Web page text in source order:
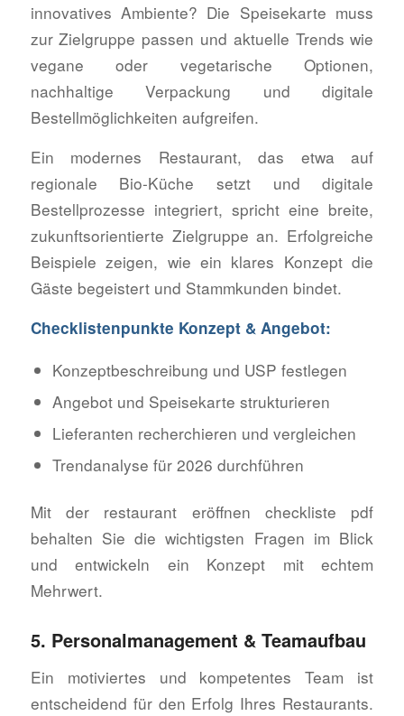
innovatives Ambiente? Die Speisekarte muss
zur Zielgruppe passen und aktuelle Trends wie
vegane oder vegetarische Optionen,
nachhaltige Verpackung und digitale
Bestellmöglichkeiten aufgreifen.
Ein modernes Restaurant, das etwa auf
regionale Bio-Küche setzt und digitale
Bestellprozesse integriert, spricht eine breite,
zukunftsorientierte Zielgruppe an. Erfolgreiche
Beispiele zeigen, wie ein klares Konzept die
Gäste begeistert und Stammkunden bindet.
Checklistenpunkte Konzept & Angebot:
Konzeptbeschreibung und USP festlegen
Angebot und Speisekarte strukturieren
Lieferanten recherchieren und vergleichen
Trendanalyse für 2026 durchführen
Mit der restaurant eröffnen checkliste pdf
behalten Sie die wichtigsten Fragen im Blick
und entwickeln ein Konzept mit echtem
Mehrwert.
5. Personalmanagement & Teamaufbau
Ein motiviertes und kompetentes Team ist
entscheidend für den Erfolg Ihres Restaurants.